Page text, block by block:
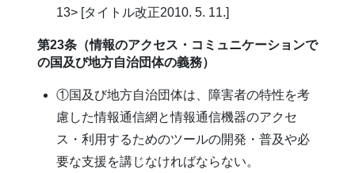
13> [タイトル改正2010. 5. 11.]
第23条（情報のアクセス・コミュニケーションで
の国及び地方自治団体の義務）
①国及び地方自治団体は、障害者の特性を考
慮した情報通信網と情報通信機器のアクセ
ス・利用するためのツールの開発・普及や必
要な支援を講じなければならない。